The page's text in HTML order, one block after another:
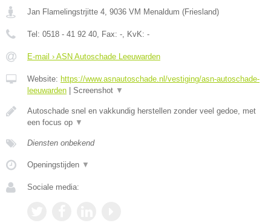
Jan Flamelingstrjitte 4, 9036 VM Menaldum (Friesland)
Tel: 0518 - 41 92 40, Fax: -, KvK: -
E-mail › ASN Autoschade Leeuwarden
Website: https://www.asnautoschade.nl/vestiging/asn-autoschade-
leeuwarden
Screenshot ▼
Autoschade snel en vakkundig herstellen zonder veel gedoe, met
een focus op ▼
Diensten onbekend
Openingstijden ▼
Sociale media: